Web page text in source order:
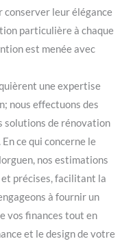
conserver leur élégance
particulière à chaque
est menée avec
une expertise
nous effectuons des
solutions de rénovation
ce qui concerne le
nos estimations
précises, facilitant la
à fournir un
vos finances tout en
et le design de votre